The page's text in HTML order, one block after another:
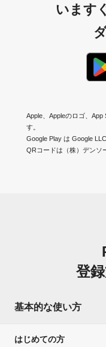
います
Apple、Appleのロゴ、
す。
Google Play は Google
QRコードは（株）デンソ
登
基本的な使い方
はじめての方